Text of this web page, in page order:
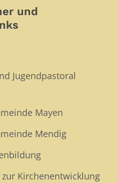
und
Jugendpastoral
Mayen
Mendig
Kirchenentwicklung